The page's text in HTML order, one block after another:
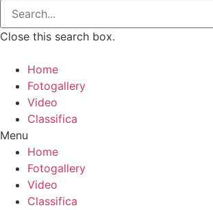
Close this search box.
Home
Fotogallery
Video
Classifica
Menu
Home
Fotogallery
Video
Classifica